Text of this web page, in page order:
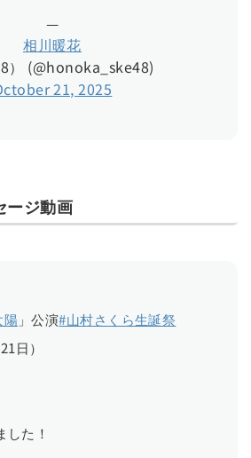
—
相川暖花
） (@honoka_ske48)
21, 2025
ージ動画
陽」公演#山村さくら生誕祭
日）
した！